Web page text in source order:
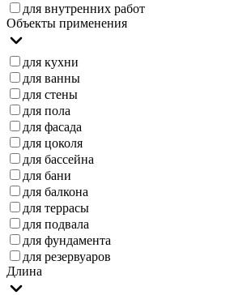
для внутренних работ
Объекты применения
для кухни
для ванны
для стены
для пола
для фасада
для цоколя
для бассейна
для бани
для балкона
для террасы
для подвала
для фундамента
для резервуаров
Длина